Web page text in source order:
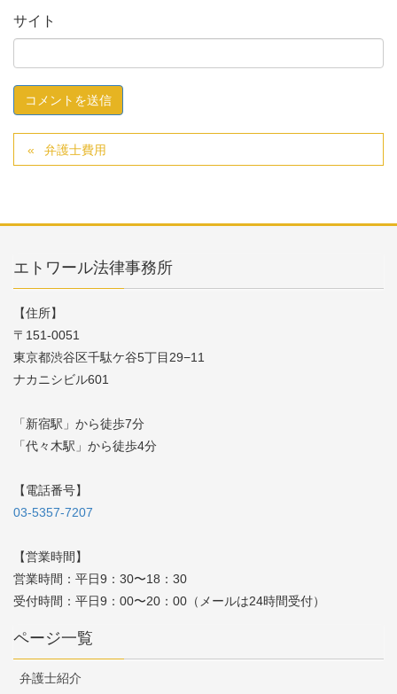
サイト
弁護士費用
エトワール法律事務所
【住所】
〒151-0051
東京都渋谷区千駄ケ谷5丁目29−11
ナカニシビル601
「新宿駅」から徒歩7分
「代々木駅」から徒歩4分
【電話番号】
03-5357-7207
【営業時間】
営業時間：平日9：30〜18：30
受付時間：平日9：00〜20：00（メールは24時間受付）
ページ一覧
弁護士紹介